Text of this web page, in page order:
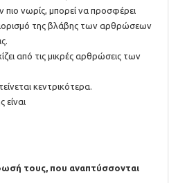
πιο νωρίς, μπορεί να προσφέρει
της βλάβης των αρθρώσεων
από τις μικρές αρθρώσεις των
κεντρικότερα.
τους, που αναπτύσσονται